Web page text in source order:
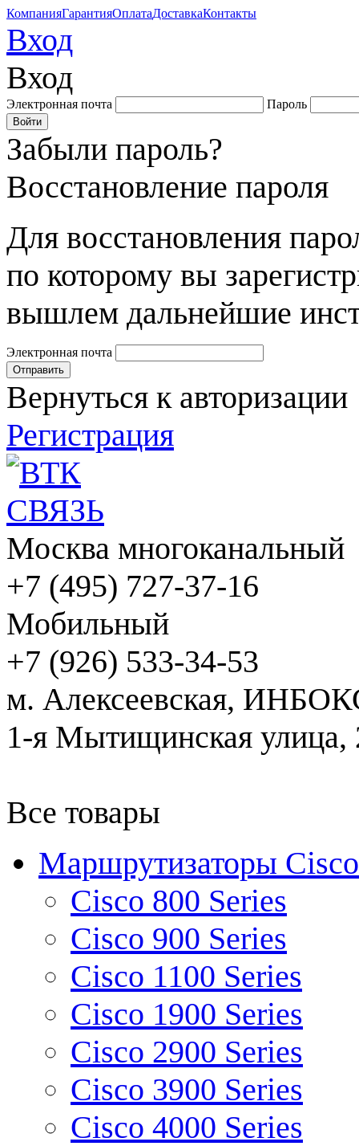
КомпанияГарантияОплатаДоставкаКонтакты
Вход
Вход
Электронная почта Пароль
Забыли пароль?
Восстановление пароля
Для восстановления
по которому вы
вышлем дальнейшие
Электронная почта
Вернуться к авторизации
Регистрация
Москва многоканальный
+7 (495) 727-37-16
Мобильный
+7 (926) 533-34-53
м. Алексеевская,
1-я Мытищинская улица,
Все товары
Маршрутизаторы Cisco
Cisco 800 Series
Cisco 900 Series
Cisco 1100 Series
Cisco 1900 Series
Cisco 2900 Series
Cisco 3900 Series
Cisco 4000 Series